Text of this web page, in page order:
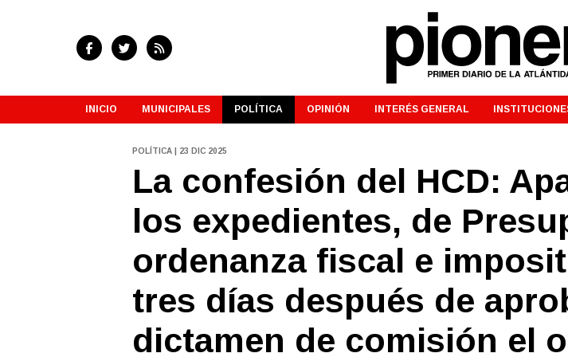
INICIO MUNICIPALES POLÍTICA OPINIÓN INTERÉS GENERAL
POLÍTICA | 23 DIC 2025
La confesión del HCD:
los expedientes, de
ordenanza fiscal e
tres días después de
dictamen de comisión el